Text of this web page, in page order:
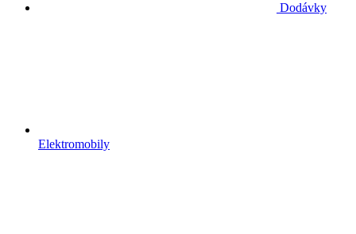
Dodávky
Elektromobily